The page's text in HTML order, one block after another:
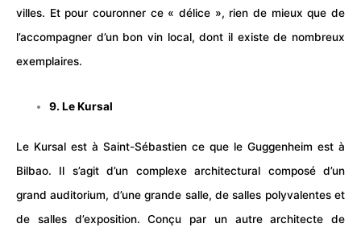
villes. Et pour couronner ce « délice », rien de mieux que de
l’accompagner d’un bon vin local, dont il existe de nombreux
exemplaires.
9. Le Kursal
Le Kursal est à Saint-Sébastien ce que le Guggenheim est à
Bilbao. Il s’agit d’un complexe architectural composé d’un
grand auditorium, d’une grande salle, de salles polyvalentes et
de salles d’exposition. Conçu par un autre architecte de